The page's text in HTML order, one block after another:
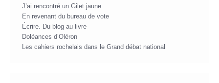
J’ai rencontré un Gilet jaune
En revenant du bureau de vote
Écrire. Du blog au livre
Doléances d’Oléron
Les cahiers rochelais dans le Grand débat national